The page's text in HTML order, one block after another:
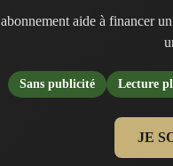
aide à financer
Sans publicité Lecture
JE